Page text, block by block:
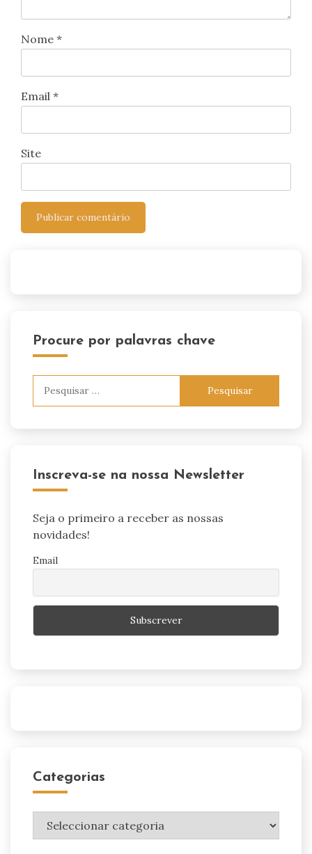
Nome *
Email *
Site
Procure por palavras chave
Inscreva-se na nossa Newsletter
Seja o primeiro a receber as nossas
novidades!
Email
Categorias
Categorias